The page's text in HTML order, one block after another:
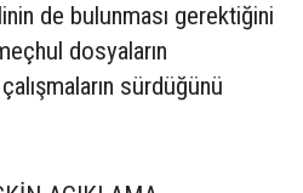
de bulunması gerektiğini
dosyaların
sürdüğünü